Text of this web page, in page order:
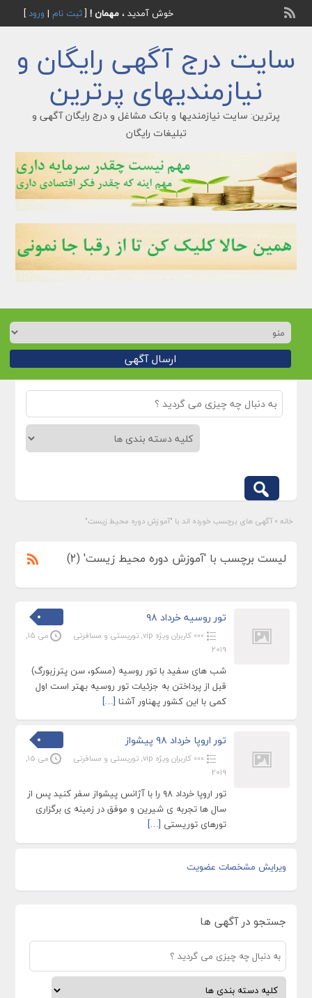
خوش آمدید ، مهمان ![ثبت نام | ورود]
سایت درج آگهی رایگان و
نیازمندیهای پرترین
پرترین: سایت نیازمندیها و بانک مشاغل و درج رایگان آگهی و
تبلیغات رایگان
ارسال آگهی
خانه » آگهی های برچسب خورده اند با "آموزش دوره محیط زیست"
لیست برچسب با 'آموزش دوره محیط زیست' (2)
تور روسیه خرداد ۹۸
»»» کاربران ویژه vip , توریستی و مسافرتی
می 15,
2019
شب های سفید با تور روسیه (مسکو، سن پترزبورگ)
قبل از پرداختن به جزئیات تور روسیه بهتر است اول
کمی با این کشور پهناور آشنا […]
تور اروپا خرداد ۹۸ پیشواز
»»» کاربران ویژه vip , توریستی و مسافرتی
می 15,
2019
تور اروپا خرداد ۹۸ را با آژانس پیشواز سفر کنید پس از
سال ها تجربه ی شیرین و موفق در زمینه ی برگزاری
تورهای توریستی […]
ویرایش مشخصات عضویت
جستجو در آگهی ها